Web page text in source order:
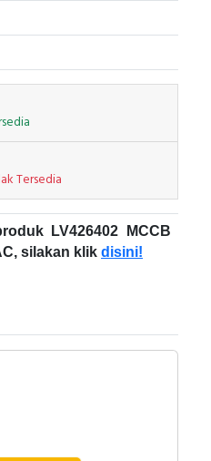
Tersedia
LV426402 MCCB
silakan klik disini!
E EVERLINKTM
ELECTRIC -
NSXm
sirkuit berselubung